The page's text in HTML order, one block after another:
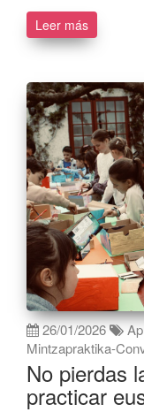
Leer más
26/01/2026
Mintzapraktika-
No pierdas
practicar